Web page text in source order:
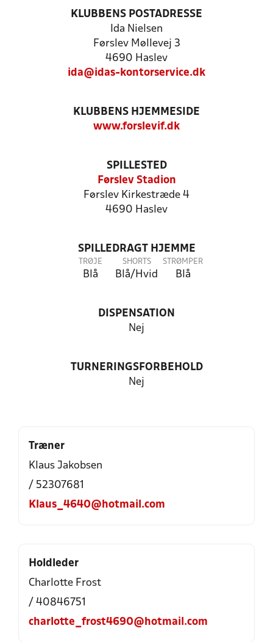
KLUBBENS POSTADRESSE
Ida Nielsen
Førslev Møllevej 3
4690 Haslev
ida@idas-kontorservice.dk
KLUBBENS HJEMMESIDE
www.forslevif.dk
SPILLESTED
Førslev Stadion
Førslev Kirkestræde 4
4690 Haslev
SPILLEDRAGT HJEMME
TRØJE
Blå
SHORTS
Blå/Hvid
STRØMPER
Blå
DISPENSATION
Nej
TURNERINGSFORBEHOLD
Nej
Træner
Klaus Jakobsen
/ 52307681
Klaus_4640@hotmail.com
Holdleder
Charlotte Frost
/ 40846751
charlotte_frost4690@hotmail.com